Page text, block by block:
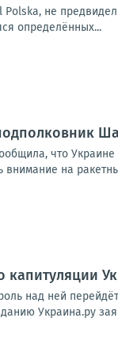
не
определённых...
что Украине
на
над ней
Украина.ру